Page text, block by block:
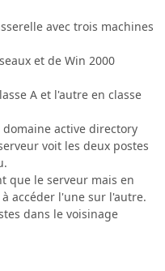
avec trois machines
et de Win 2000
A et l'autre en classe
active directory
voit les deux postes
que le serveur mais en
accéder l'une sur l'autre.
dans le voisinage